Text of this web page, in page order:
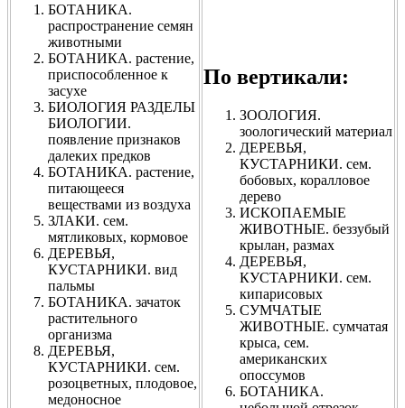
БОТАНИКА.
распространение семян
животными
БОТАНИКА. растение,
приспособленное к
засухе
БИОЛОГИЯ РАЗДЕЛЫ
БИОЛОГИИ.
появление признаков
далеких предков
БОТАНИКА. растение,
питающееся
веществами из воздуха
ЗЛАКИ. сем.
мятликовых, кормовое
ДЕРЕВЬЯ,
КУСТАРНИКИ. вид
пальмы
БОТАНИКА. зачаток
растительного
организма
ДЕРЕВЬЯ,
КУСТАРНИКИ. сем.
розоцветных, плодовое,
медоносное
По вертикали:
ЗООЛОГИЯ.
зоологический материал
ДЕРЕВЬЯ,
КУСТАРНИКИ. сем.
бобовых, коралловое
дерево
ИСКОПАЕМЫЕ
ЖИВОТНЫЕ. беззубый
крылан, размах
ДЕРЕВЬЯ,
КУСТАРНИКИ. сем.
кипарисовых
СУМЧАТЫЕ
ЖИВОТНЫЕ. сумчатая
крыса, сем.
американских
опоссумов
БОТАНИКА.